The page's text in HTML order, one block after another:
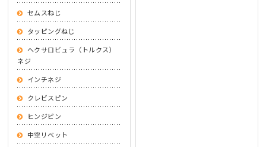
セムスねじ
タッピングねじ
ヘクサロビュラ（トルクス）
ネジ
インチネジ
クレビスピン
ヒンジピン
中空リベット